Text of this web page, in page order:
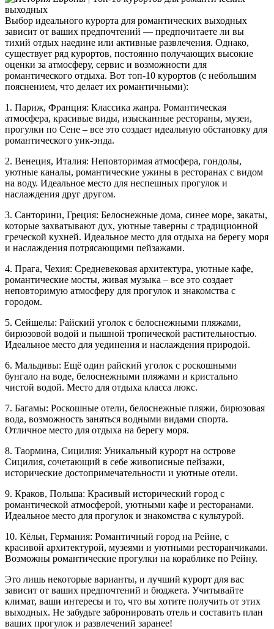
Выбор идеального курорта для романтических выходных
зависит от ваших предпочтений — предпочитаете ли вы
тихий отдых наедине или активные развлечения. Однако,
существует ряд курортов, постоянно получающих высокие
оценки за атмосферу, сервис и возможности для
романтического отдыха. Вот топ-10 курортов (с небольшим
пояснением, что делает их романтичными):
1. Париж, Франция: Классика жанра. Романтическая
атмосфера, красивые виды, изысканные рестораны, музеи,
прогулки по Сене – все это создает идеальную обстановку для
романтического уик-энда.
2. Венеция, Италия: Неповторимая атмосфера, гондoлы,
уютные каналы, романтические ужины в ресторанах с видом
на воду. Идеальное место для неспешных прогулок и
наслаждения друг другом.
3. Санторини, Греция: Белоснежные дома, синее море, закаты,
которые захватывают дух, уютные таверны с традиционной
греческой кухней. Идеальное место для отдыха на берегу моря
и наслаждения потрясающими пейзажами.
4. Прага, Чехия: Средневековая архитектура, уютные кафе,
романтические мосты, живая музыка – все это создает
неповторимую атмосферу для прогулок и знакомства с
городом.
5. Сейшелы: Райский уголок с белоснежными пляжами,
бирюзовой водой и пышной тропической растительностью.
Идеальное место для уединения и наслаждения природой.
6. Мальдивы: Ещё один райский уголок с роскошными
бунгало на воде, белоснежными пляжами и кристально
чистой водой. Место для отдыха класса люкс.
7. Багамы: Роскошные отели, белоснежные пляжи, бирюзовая
вода, возможность заняться водными видами спорта.
Отличное место для отдыха на берегу моря.
8. Таормина, Сицилия: Уникальный курорт на острове
Сицилия, сочетающий в себе живописные пейзажи,
исторические достопримечательности и уютные отели.
9. Краков, Польша: Красивый исторический город с
романтической атмосферой, уютными кафе и ресторанами.
Идеальное место для прогулок и знакомства с культурой.
10. Кёльн, Германия: Романтичный город на Рейне, с
красивой архитектурой, музеями и уютными ресторанчиками.
Возможны романтические прогулки на кораблике по Рейну.
Это лишь некоторые варианты, и лучший курорт для вас
зависит от ваших предпочтений и бюджета. Учитывайте
климат, ваши интересы и то, что вы хотите получить от этих
выходных. Не забудьте забронировать отель и составить план
ваших прогулок и развлечений заранее!